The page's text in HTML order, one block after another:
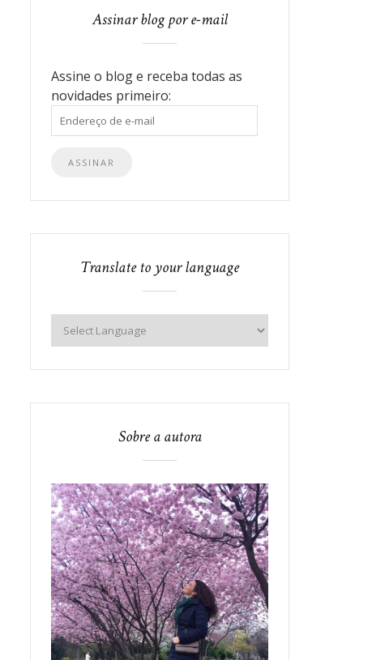
Assinar blog por e-mail
Assine o blog e receba todas as
novidades primeiro:
Endereço
de
Translate to your language
Sobre a autora